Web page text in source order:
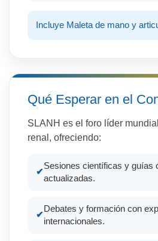
Incluye Maleta de mano y
Qué Esperar en el
SLANH es el foro líder
renal, ofreciendo:
Sesiones científicas y guías
actualizadas.
Debates y formación con
internacionales.